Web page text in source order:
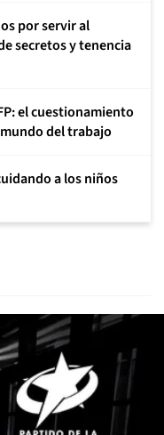
por servir al
secretos y tenencia
el cuestionamiento
del trabajo
a los niños